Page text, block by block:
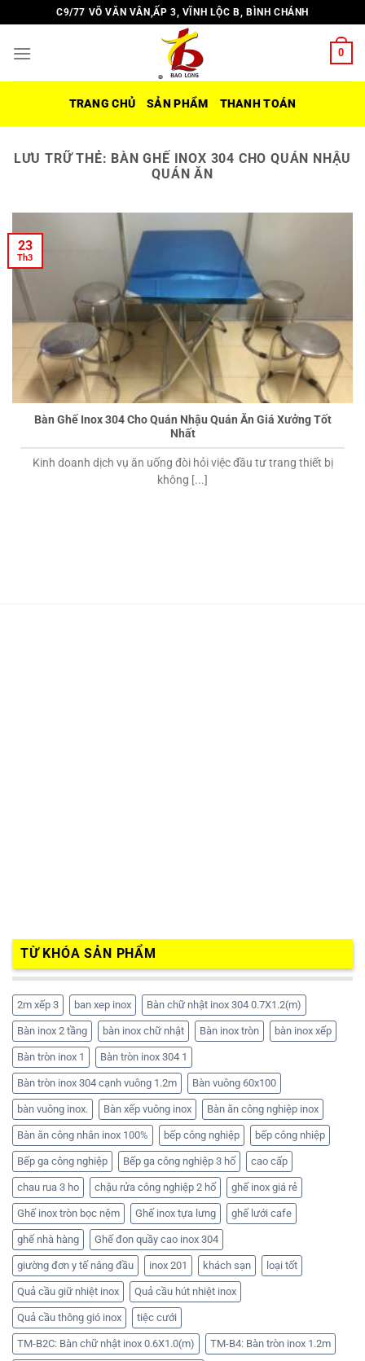
đến
nội
C9/77 VÕ VĂN VÂN,ẤP 3, VĨNH LỘC B, BÌNH CHÁNH
0
TRANG CHỦ SẢN PHẨM THANH TOÁN
LƯU TRỮ THẺ: BÀN GHẾ INOX 304 CHO QUÁN NHẬU
QUÁN ĂN
Bàn Ghế Inox 304 Cho Quán Nhậu Quán Ăn Giá Xưởng Tốt
Nhất
Kinh doanh dịch vụ ăn uống đòi hỏi việc đầu tư trang thiết bị
không [...]
23
Th3
TỪ KHÓA SẢN PHẨM
2m xếp 3 ban xep inox Bàn chữ nhật inox 304 0.7X1.2(m)
Bàn inox 2 tầng bàn inox chữ nhật Bàn inox tròn bàn inox xếp
Bàn tròn inox 1 Bàn tròn inox 304 1
Bàn tròn inox 304 cạnh vuông 1.2m Bàn vuông 60x100
bàn vuông inox. Bàn xếp vuông inox Bàn ăn công nghiệp inox
Bàn ăn công nhân inox 100% bếp công nghiệp bếp công nhiệp
Bếp ga công nghiệp Bếp ga công nghiệp 3 hố cao cấp
chau rua 3 ho chậu rửa công nghiệp 2 hố ghế inox giá rẻ
Ghế inox tròn bọc nệm Ghế inox tựa lưng ghế lưới cafe
ghế nhà hàng Ghế đon quầy cao inox 304
giường đơn y tế nâng đầu inox 201 khách sạn loại tốt
Quả cầu giữ nhiệt inox Quả cầu hút nhiệt inox
Quả cầu thông gió inox tiệc cưới
TM-B2C: Bàn chữ nhật inox 0.6X1.0(m) TM-B4: Bàn tròn inox 1.2m